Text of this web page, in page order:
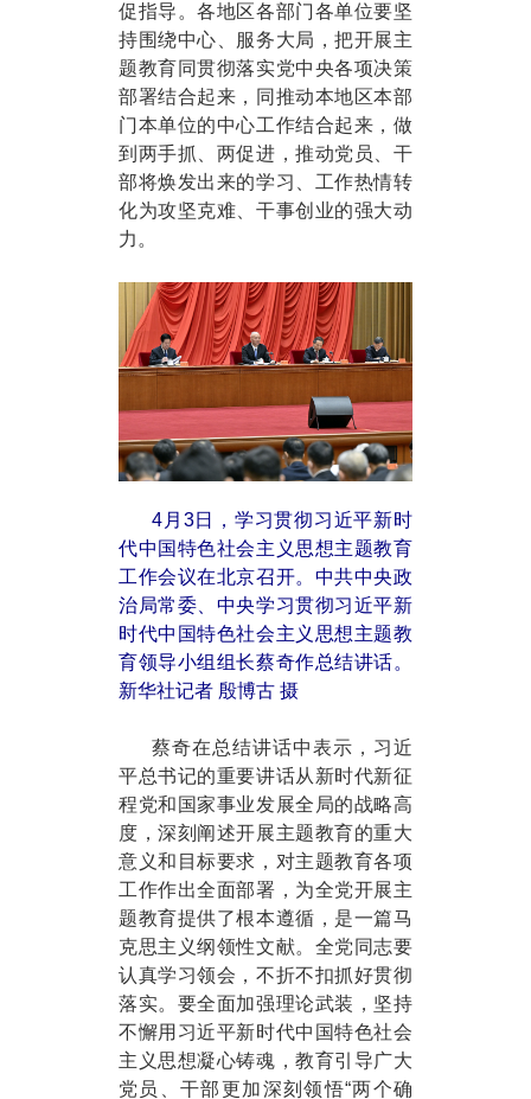
促指导。各地区各部门各单位要坚
持围绕中心、服务大局，把开展主
题教育同贯彻落实党中央各项决策
部署结合起来，同推动本地区本部
门本单位的中心工作结合起来，做
到两手抓、两促进，推动党员、干
部将焕发出来的学习、工作热情转
化为攻坚克难、干事创业的强大动
力。
4月3日，学习贯彻习近平新时
代中国特色社会主义思想主题教育
工作会议在北京召开。中共中央政
治局常委、中央学习贯彻习近平新
时代中国特色社会主义思想主题教
育领导小组组长蔡奇作总结讲话。
新华社记者 殷博古 摄
蔡奇在总结讲话中表示，习近
平总书记的重要讲话从新时代新征
程党和国家事业发展全局的战略高
度，深刻阐述开展主题教育的重大
意义和目标要求，对主题教育各项
工作作出全面部署，为全党开展主
题教育提供了根本遵循，是一篇马
克思主义纲领性文献。全党同志要
认真学习领会，不折不扣抓好贯彻
落实。要全面加强理论武装，坚持
不懈用习近平新时代中国特色社会
主义思想凝心铸魂，教育引导广大
党员、干部更加深刻领悟“两个确